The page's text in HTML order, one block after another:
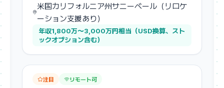
米国カリフォルニア州サニーベール（リロケ
ーション支援あり）
年収1,800万〜3,000万円相当（USD換算、スト
ックオプション含む）
注目 リモート可